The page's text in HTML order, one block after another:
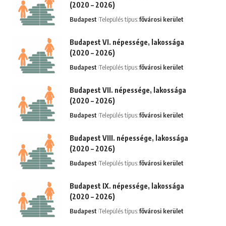
(2020 – 2026)
Budapest Település típus:fővárosi kerület
Budapest VI. népessége, lakossága
(2020 – 2026)
Budapest Település típus:fővárosi kerület
Budapest VII. népessége, lakossága
(2020 – 2026)
Budapest Település típus:fővárosi kerület
Budapest VIII. népessége, lakossága
(2020 – 2026)
Budapest Település típus:fővárosi kerület
Budapest IX. népessége, lakossága
(2020 – 2026)
Budapest Település típus:fővárosi kerület